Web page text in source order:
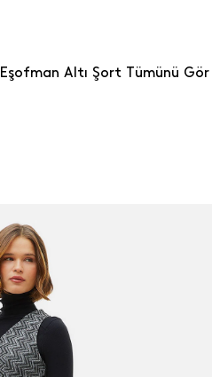
Eşofman Altı Şort Tümünü Gör